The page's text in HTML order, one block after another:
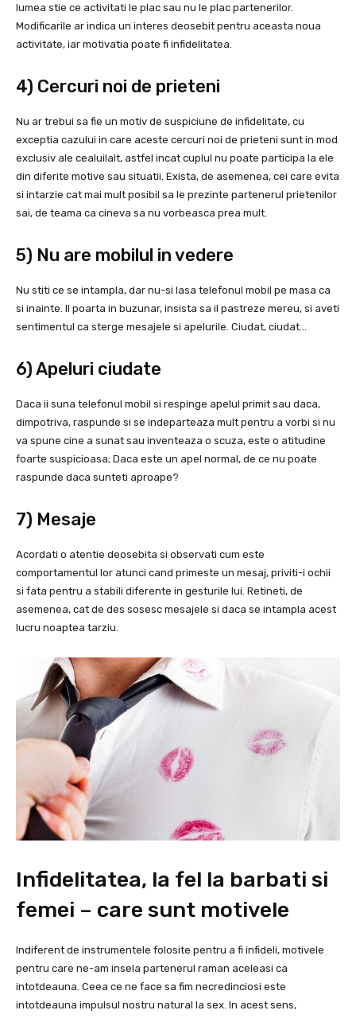
lumea stie ce activitati le plac sau nu le plac partenerilor.
Modificarile ar indica un interes deosebit pentru aceasta noua
activitate, iar motivatia poate fi infidelitatea.
4) Cercuri noi de prieteni
Nu ar trebui sa fie un motiv de suspiciune de infidelitate, cu
exceptia cazului in care aceste cercuri noi de prieteni sunt in mod
exclusiv ale cealuilalt, astfel incat cuplul nu poate participa la ele
din diferite motive sau situatii. Exista, de asemenea, cei care evita
si intarzie cat mai mult posibil sa le prezinte partenerul prietenilor
sai, de teama ca cineva sa nu vorbeasca prea mult.
5) Nu are mobilul in vedere
Nu stiti ce se intampla, dar nu-si lasa telefonul mobil pe masa ca
si inainte. Il poarta in buzunar, insista sa il pastreze mereu, si aveti
sentimentul ca sterge mesajele si apelurile. Ciudat, ciudat…
6) Apeluri ciudate
Daca ii suna telefonul mobil si respinge apelul primit sau daca,
dimpotriva, raspunde si se indeparteaza mult pentru a vorbi si nu
va spune cine a sunat sau inventeaza o scuza, este o atitudine
foarte suspicioasa; Daca este un apel normal, de ce nu poate
raspunde daca sunteti aproape?
7) Mesaje
Acordati o atentie deosebita si observati cum este
comportamentul lor atunci cand primeste un mesaj, priviti-i ochii
si fata pentru a stabili diferente in gesturile lui. Retineti, de
asemenea, cat de des sosesc mesajele si daca se intampla acest
lucru noaptea tarziu.
Infidelitatea, la fel la barbati si
femei – care sunt motivele
Indiferent de instrumentele folosite pentru a fi infideli, motivele
pentru care ne-am insela partenerul raman aceleasi ca
intotdeauna. Ceea ce ne face sa fim necredinciosi este
intotdeauna impulsul nostru natural la sex. In acest sens,